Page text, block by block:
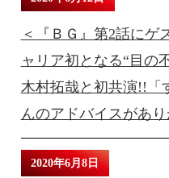
＜『ＢＧ』第2話にゲ
ャリア初となる“目の
木村拓哉と初共演!!「
んのアドバイスがあ
2020年6月8日